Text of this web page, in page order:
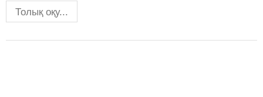
Толық оқу...